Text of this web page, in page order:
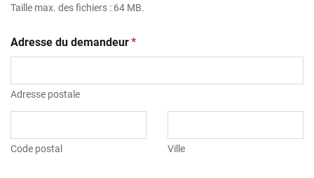
Taille max. des fichiers : 64 MB.
Adresse du demandeur(obligatoire)
*
Adresse postale
Code postal Ville